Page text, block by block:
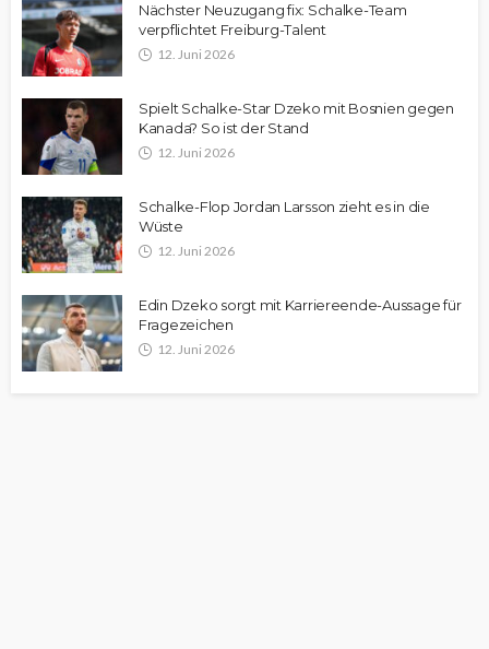
Nächster Neuzugang fix: Schalke-Team
verpflichtet Freiburg-Talent
12. Juni 2026
Spielt Schalke-Star Dzeko mit Bosnien gegen
Kanada? So ist der Stand
12. Juni 2026
Schalke-Flop Jordan Larsson zieht es in die
Wüste
12. Juni 2026
Edin Dzeko sorgt mit Karriereende-Aussage für
Fragezeichen
12. Juni 2026